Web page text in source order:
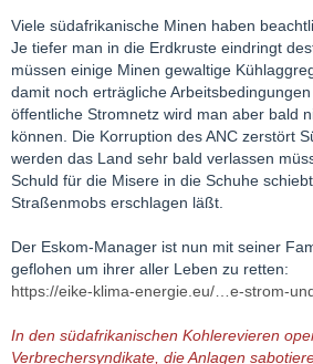
Viele südafrikanische Minen haben
Je tiefer man in die Erdkruste eindringt
müssen einige Minen gewaltige
damit noch erträgliche
öffentliche Stromnetz wird man aber bald
können. Die Korruption des ANC zerstört
werden das Land sehr bald verlassen
Schuld für die Misere in die Schuhe
Straßenmobs erschlagen läßt.
Der Eskom-Manager ist nun mit seiner
geflohen um ihrer aller Leben zu retten:
https://eike-klima-energie.eu/…e-strom-
In den südafrikanischen Kohlerevieren
Verbrechersyndikate, die Anlagen